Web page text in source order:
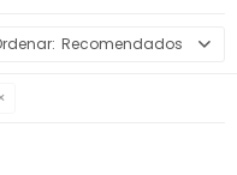
Recomendados